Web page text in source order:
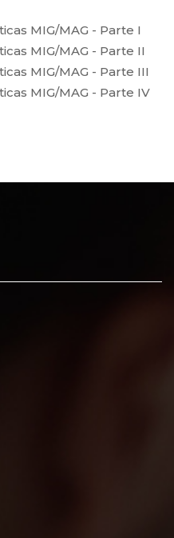
MIG/MAG - Parte I
MIG/MAG - Parte II
MIG/MAG - Parte III
MIG/MAG - Parte IV